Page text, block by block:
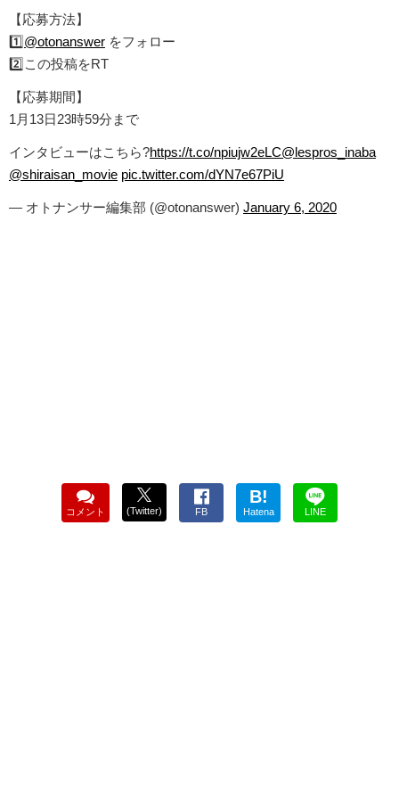
【応募方法】
1️⃣ @otonanswer をフォロー
2️⃣この投稿をRT
【応募期間】
1月13日23時59分まで
インタビューはこちら?https://t.co/npiujw2eLC@lespros_inaba
@shiraisan_movie pic.twitter.com/dYN7e67PiU
— オトナンサー編集部 (@otonanswer) January 6, 2020
コメント (Twitter) FB
B!
Hatena LINE